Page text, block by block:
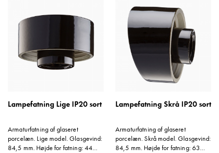
Lampefatning Lige IP20 sort
Armaturfatning af glaseret
porcelæn. Lige model. Glasgevind:
84,5 mm. Højde for fatning: 44
Lampefatning Skrå IP20 sort
Armaturfatning af glaseret
porcelæn. Skrå model. Glasgevind:
84,5 mm. Højde for fatning: 63